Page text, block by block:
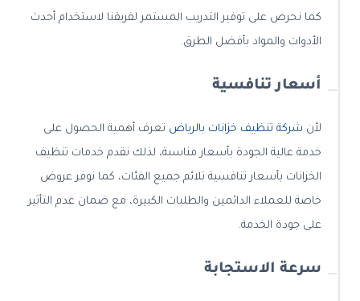
كما نحرص على توفير التدريب المستمر لفريقنا لاستخدام أحدث
الأدوات والمواد بأفضل الطرق.
أسعار تنافسية
لأن شركة تنظيف خزانات بالرياض تعرف أهمية الحصول على
خدمة عالية الجودة بأسعار مناسبة، لذلك نقدم خدمات تنظيف
الخزانات بأسعار تنافسية تلائم جميع الفئات، كما نوفر عروض
خاصة للعملاء الدائمين والطلبات الكبيرة، مع ضمان عدم التأثير
على جودة الخدمة.
سرعة الاستجابة